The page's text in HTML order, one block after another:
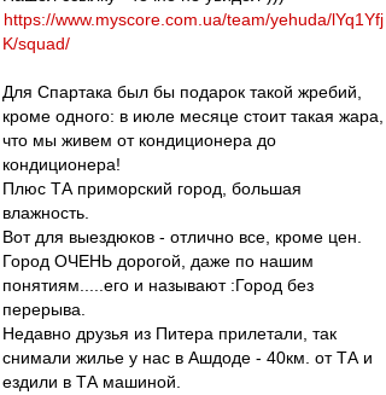
https://www.myscore.com.ua/team/yehuda/lYq1Yfj
K/squad/
Для Спартака был бы подарок такой жребий,
кроме одного: в июле месяце стоит такая жара,
что мы живем от кондиционера до
кондиционера!
Плюс ТА приморский город, большая
влажность.
Вот для выездюков - отлично все, кроме цен.
Город ОЧЕНЬ дорогой, даже по нашим
понятиям.....его и называют :Город без
перерыва.
Недавно друзья из Питера прилетали, так
снимали жилье у нас в Ашдоде - 40км. от ТА и
ездили в ТА машиной.